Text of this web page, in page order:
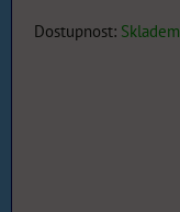
Dostupnost: Skladem